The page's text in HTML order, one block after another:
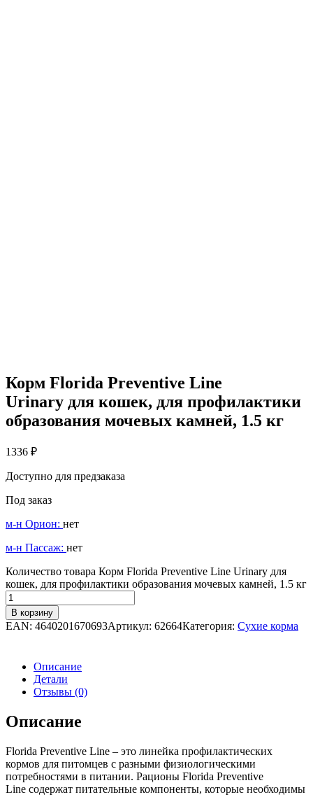
Корм Florida Preventive Line
Urinary для кошек, для профилактики
образования мочевых камней, 1.5 кг
1336 ₽
Доступно для предзаказа
Под заказ
м-н Орион: нет
м-н Пассаж: нет
Количество товара Корм Florida Preventive Line Urinary для
кошек, для профилактики образования мочевых камней, 1.5 кг
В корзину
EAN: 4640201670693Артикул: 62664Категория: Сухие корма
Описание
Детали
Отзывы (0)
Описание
Florida Preventive Line – это линейка профилактических
кормов для питомцев с разными физиологическими
потребностями в питании. Рационы Florida Preventive
Line содержат питательные компоненты, которые необходимы